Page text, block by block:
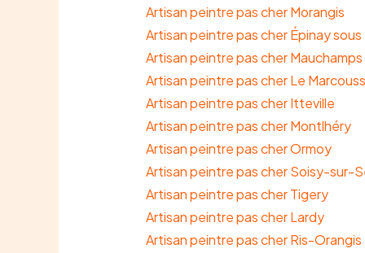
Artisan peintre pas cher Morangis
Artisan peintre pas cher Épinay sous
Artisan peintre pas cher Mauchamps
Artisan peintre pas cher Le
Artisan peintre pas cher Itteville
Artisan peintre pas cher Montlhéry
Artisan peintre pas cher Ormoy
Artisan peintre pas cher Soisy-sur-
Artisan peintre pas cher Tigery
Artisan peintre pas cher Lardy
Artisan peintre pas cher Ris-Orangis